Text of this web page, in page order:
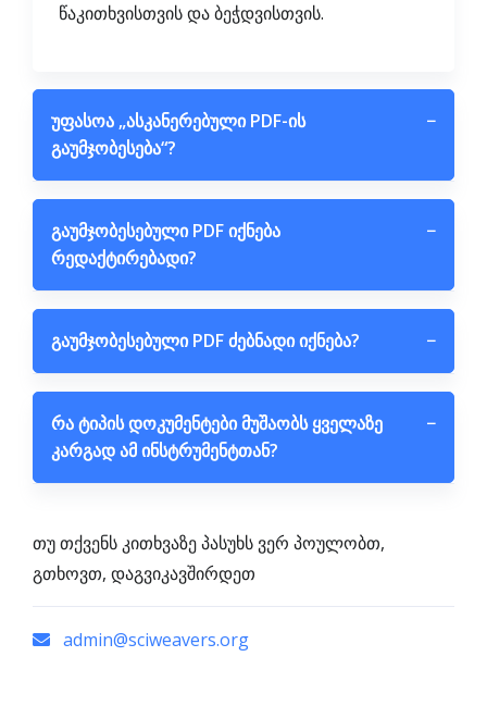
წაკითხვისთვის და ბეჭდვისთვის.
უფასოა „ასკანერებული PDF-ის
გაუმჯობესება“?
−
გაუმჯობესებული PDF იქნება
რედაქტირებადი?
−
გაუმჯობესებული PDF ძებნადი იქნება? −
რა ტიპის დოკუმენტები მუშაობს ყველაზე
კარგად ამ ინსტრუმენტთან?
−
თუ თქვენს კითხვაზე პასუხს ვერ პოულობთ,
გთხოვთ, დაგვიკავშირდეთ
admin@sciweavers.org